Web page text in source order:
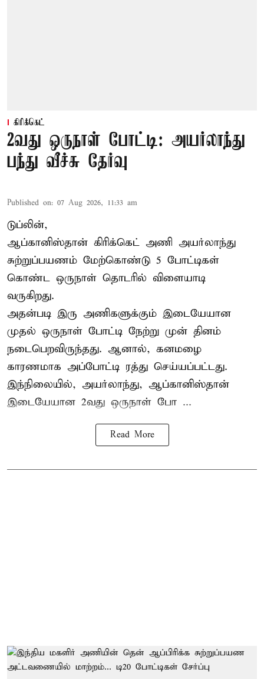
கிரிக்கெட்
2வது ஒருநாள் போட்டி: அயர்லாந்து
பந்து வீச்சு தேர்வு
Published on: 07 Aug 2026, 11:33 am
டுப்லின்,
ஆப்கானிஸ்தான் கிரிக்கெட் அணி அயர்லாந்து
சுற்றுப்பயணம் மேற்கொண்டு 5 போட்டிகள்
கொண்ட ஒருநாள் தொடரில் விளையாடி
வருகிறது.
அதன்படி இரு அணிகளுக்கும் இடையேயான
முதல் ஒருநாள் போட்டி நேற்று முன் தினம்
நடைபெறவிருந்தது. ஆனால், கனமழை
காரணமாக அப்போட்டி ரத்து செய்யப்பட்டது.
இந்நிலையில், அயர்லாந்து, ஆப்கானிஸ்தான்
இடையேயான 2வது ஒருநாள் போ ...
Read More